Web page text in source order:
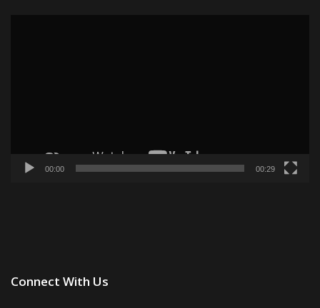
00:00 00:29
Connect With Us